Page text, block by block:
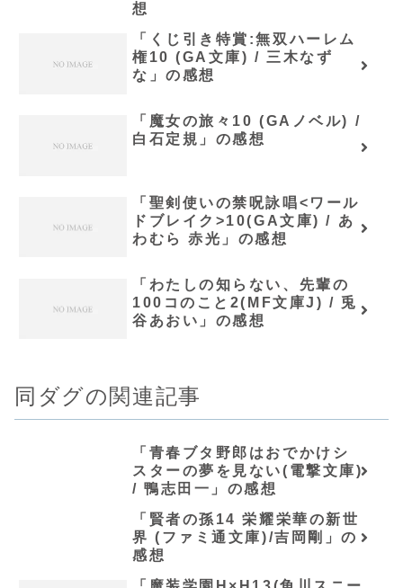
想
「くじ引き特賞:無双ハーレム
権10 (GA文庫) / 三木なず
な」の感想
「魔女の旅々10 (GAノベル) /
白石定規」の感想
「聖剣使いの禁呪詠唱<ワール
ドブレイク>10(GA文庫) / あ
わむら 赤光」の感想
「わたしの知らない、先輩の
100コのこと2(MF文庫J) / 兎
谷あおい」の感想
同ダグの関連記事
「青春ブタ野郎はおでかけシ
スターの夢を見ない(電撃文庫)
/ 鴨志田一」の感想
「賢者の孫14 栄耀栄華の新世
界 (ファミ通文庫)/吉岡剛」の
感想